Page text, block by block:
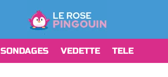
SONDAGES VEDETTE TELE